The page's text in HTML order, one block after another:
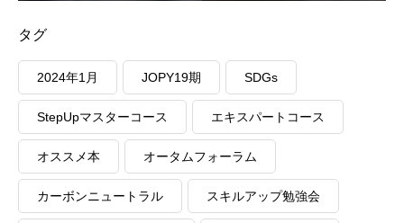
タグ
2024年1月 JOPY19期 SDGs
StepUpマスターコース エキスパートコース
オススメ本 オータムフォーラム
カーボンニュートラル スキルアップ勉強会